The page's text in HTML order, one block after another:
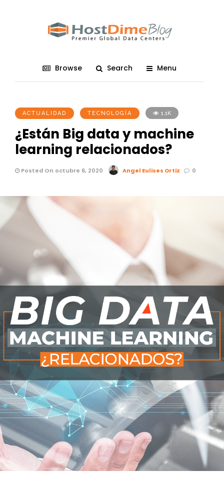
Browse Search Menu
ACTUALIDAD TECNOLOGÍA 1.1K
¿Están Big data y machine
learning relacionados?
Posted On octubre 6, 2020 Angel Eulises Ortiz 0